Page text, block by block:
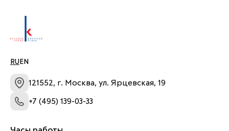
RU EN
121552, г. Москва, ул. Ярцевская, 19
+7 (495) 139-03-33